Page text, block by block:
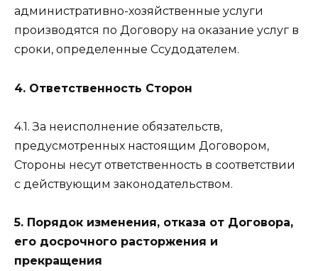
административно-хозяйственные услуги
производятся по Договору на оказание услуг в
сроки, определенные Ссудодателем.
4. Ответственность Сторон
4.1. За неисполнение обязательств,
предусмотренных настоящим Договором,
Стороны несут ответственность в соответствии
с действующим законодательством.
5. Порядок изменения, отказа от Договора,
его досрочного расторжения и
прекращения